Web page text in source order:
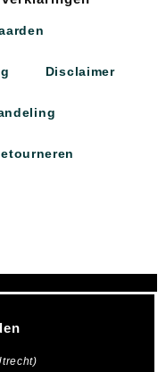
Disclaimer